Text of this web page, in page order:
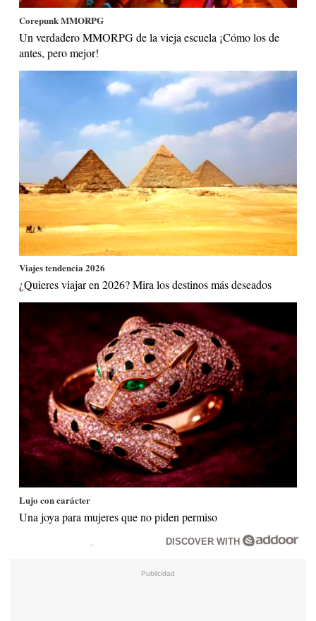
Corepunk MMORPG
Un verdadero MMORPG de la vieja escuela ¡Cómo los de
antes, pero mejor!
Viajes tendencia 2026
¿Quieres viajar en 2026? Mira los destinos más deseados
Lujo con carácter
Una joya para mujeres que no piden permiso
DISCOVER WITH